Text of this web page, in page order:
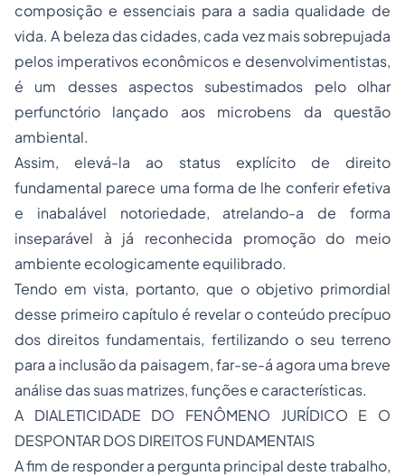
composição e essenciais para a sadia qualidade de
vida. A beleza das cidades, cada vez mais sobrepujada
pelos imperativos econômicos e desenvolvimentistas,
é um desses aspectos subestimados pelo olhar
perfunctório lançado aos microbens da questão
ambiental.
Assim, elevá-la ao status explícito de direito
fundamental parece uma forma de lhe conferir efetiva
e inabalável notoriedade, atrelando-a de forma
inseparável à já reconhecida promoção do meio
ambiente ecologicamente equilibrado.
Tendo em vista, portanto, que o objetivo primordial
desse primeiro capítulo é revelar o conteúdo precípuo
dos direitos fundamentais, fertilizando o seu terreno
para a inclusão da paisagem, far-se-á agora uma breve
análise das suas matrizes, funções e características.
A DIALETICIDADE DO FENÔMENO JURÍDICO E O
DESPONTAR DOS DIREITOS FUNDAMENTAIS
A fim de responder a pergunta principal deste trabalho,